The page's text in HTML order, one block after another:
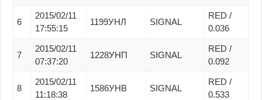
6
2015/02/11
17:55:15
1199УНЛ SIGNAL
RED /
0.036
7
2015/02/11
07:37:20
1228УНП SIGNAL
RED /
0.092
8
2015/02/11
11:18:38
1586УНВ SIGNAL
RED /
0.533